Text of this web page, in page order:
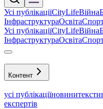
Усі публікаціїCityLifeВійна
ІнфраструктураОсвіта
Усі публікаціїCityLifeВійна
ІнфраструктураОсвіта
Контент
усі публікаціїновинитексти
експертів